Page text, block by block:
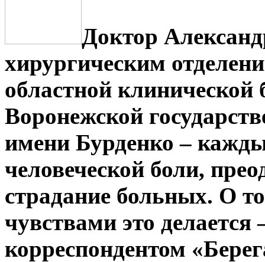
Доктор
хирургическим
областной
Воронежской
имени Бурденко –
человеческой боли,
страдание больных. О
чувствами это делается
корреспондентом